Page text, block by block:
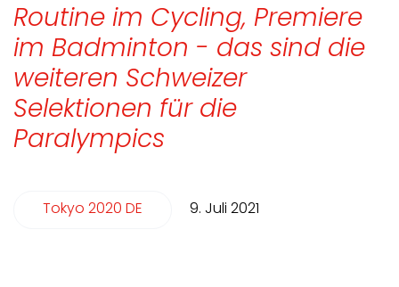
Routine im Cycling, Premiere
im Badminton - das sind die
weiteren Schweizer
Selektionen für die
Paralympics
Tokyo 2020 DE 9. Juli 2021